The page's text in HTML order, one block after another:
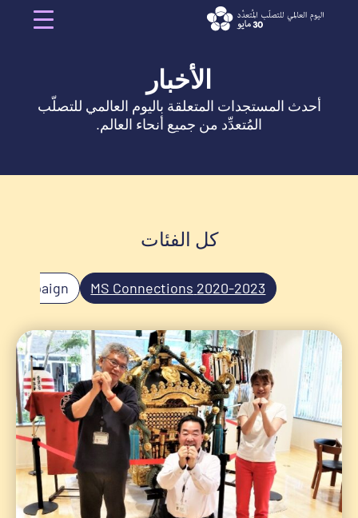
Menu
الأخبار
أحدث المستجدات المتعلقة باليوم العالمي للتصلّب
المُتعدِّد من جميع أنحاء العالم.
كل الفئات
2020-2023 MS Connections
Campaign